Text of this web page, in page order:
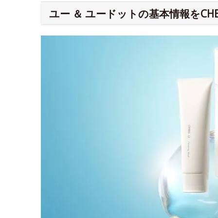
ユー ＆ ユードットの基本情報を